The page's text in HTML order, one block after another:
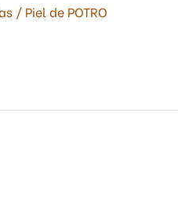
/ Piel de POTRO